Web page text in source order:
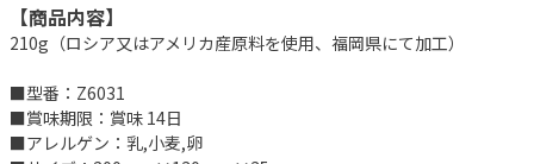
【商品内容】
210g（ロシア又はアメリカ産原料を使用、福岡県にて加工）
■型番：Z6031
■賞味期限：賞味 14日
■アレルゲン：乳,小麦,卵